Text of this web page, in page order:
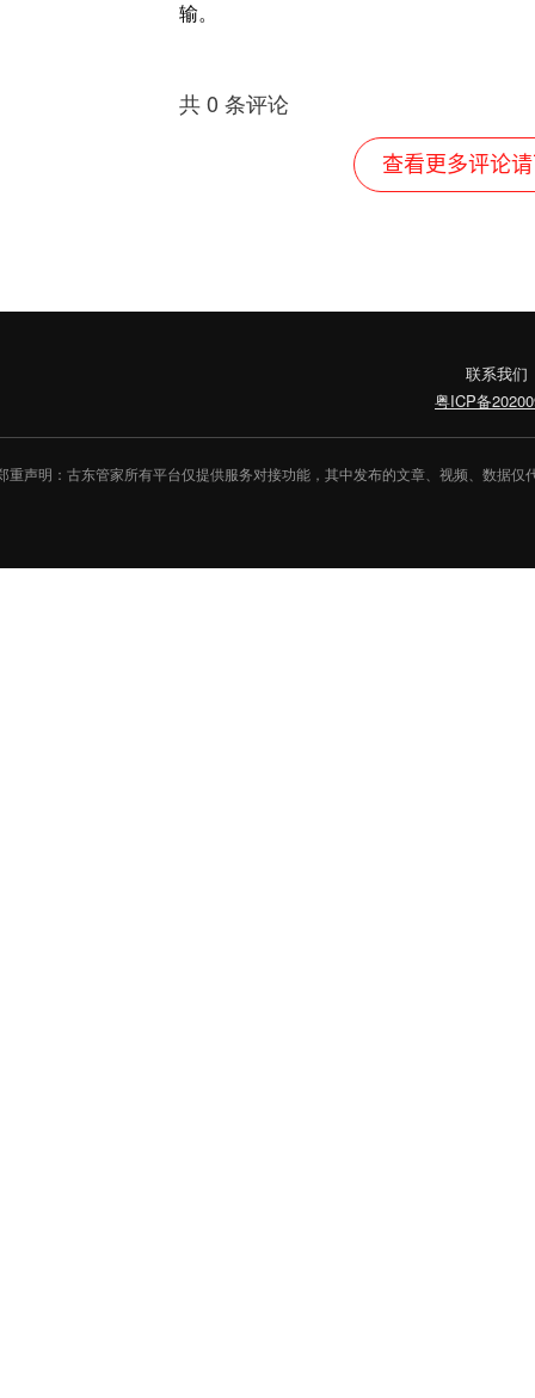
输。
共0 条评论
查看更多评论
联系我们
粤ICP备
重声明：古东管家所有平台仅提供服务对接功能，其中发布的文章、视频、数据